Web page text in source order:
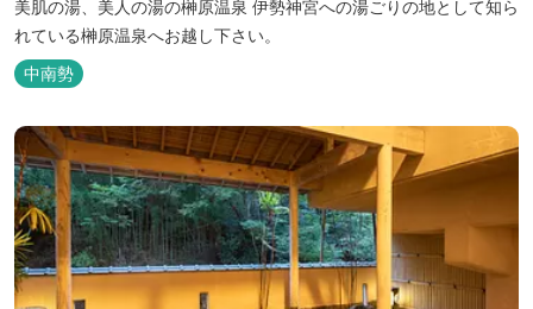
美肌の湯、美人の湯の榊原温泉 伊勢神宮への湯ごりの地として知ら
れている榊原温泉へお越し下さい。
中南勢